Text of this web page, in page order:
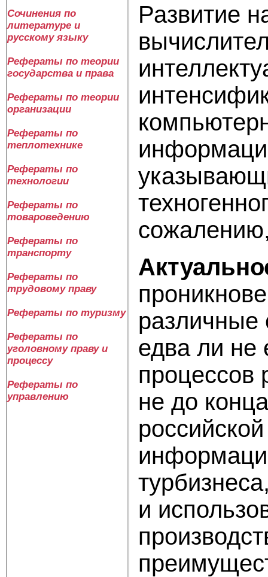
Сочинения по
литературе и
русскому языку
Рефераты по теории
государства и права
Рефераты по теории
организации
Рефераты по
теплотехнике
Рефераты по
технологии
Рефераты по
товароведению
Рефераты по
транспорту
Рефераты по
трудовому праву
Рефераты по туризму
Рефераты по
уголовному праву и
процессу
Рефераты по
управлению
Развитие
различные
едва ли не
процессов
не до
и